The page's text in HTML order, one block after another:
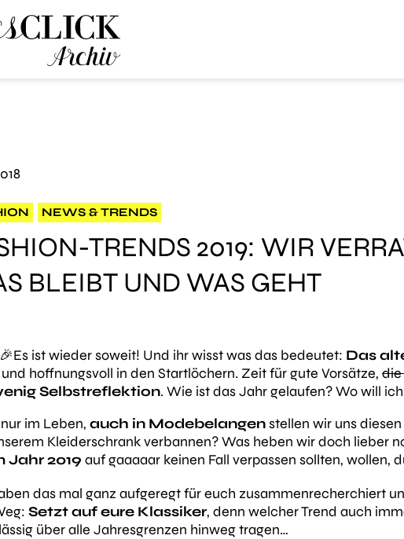
NEWS & TRENDS
TRENDS 2019: WIR
BLEIBT UND WAS GEHT
ist wieder soweit! Und ihr wisst was das bedeutet: Das
hoffnungsvoll in den Startlöchern. Zeit für gute Vorsätze,
Selbstreflektion. Wie ist das Jahr gelaufen? Wo will
im Leben, auch in Modebelangenstellen wir uns
Kleiderschrank verbannen? Was heben wir doch lieber
Jahr 2019 auf gaaaaar keinen Fall verpassen sollten, wollen,
das mal ganz aufgeregt für euch zusammenrecherchiert
Setzt auf eure Klassiker, denn welcher Trend auch
über alle Jahresgrenzen hinweg tragen…